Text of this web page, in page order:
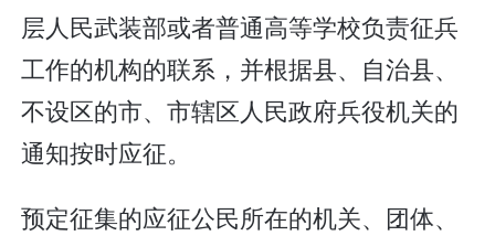
层人民武装部或者普通高等学校负责征兵
工作的机构的联系，并根据县、自治县、
不设区的市、市辖区人民政府兵役机关的
通知按时应征。
预定征集的应征公民所在的机关、团体、